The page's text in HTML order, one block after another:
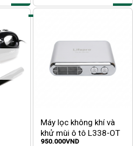
Máy lọc không khí và
khử mùi ô tô L338-OT
950.000VND